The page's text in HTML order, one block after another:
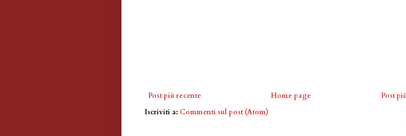
Post più recente Post
Home page
Iscriviti a: Commenti sul post (Atom)